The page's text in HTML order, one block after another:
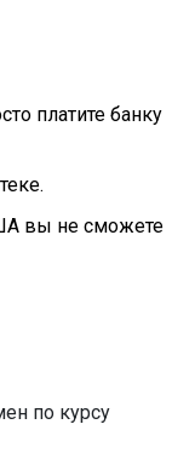
платите банку
вы не сможете
по курсу